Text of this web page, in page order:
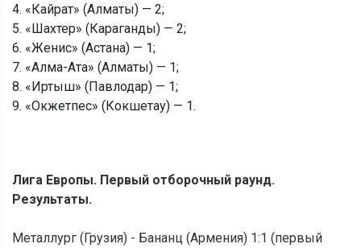
4. «Кайрат» (Алматы) — 2;
5. «Шахтер» (Караганды) — 2;
6. «Женис» (Астана) — 1;
7. «Алма-Ата» (Алматы) — 1;
8. «Иртыш» (Павлодар) — 1;
9. «Окжетпес» (Кокшетау) — 1.
Лига Европы. Первый отборочный раунд.
Результаты.
Металлург (Грузия) - Бананц (Армения) 1:1 (первый